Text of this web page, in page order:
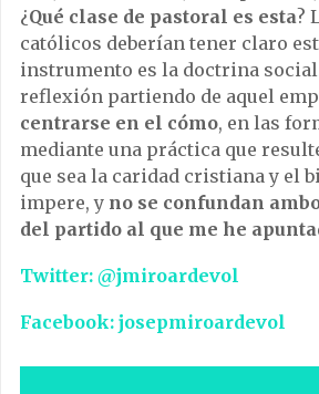
¿Qué clase de pastoral es esta?
católicos deberían tener claro
instrumento es la doctrina
reflexión partiendo de aquel
centrarse en el cómo, en las
mediante una práctica que
que sea la caridad cristiana y el
impere, y no se confundan
del partido al que me he
Twitter: @jmiroardevol
Facebook: josepmiroardevol